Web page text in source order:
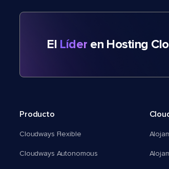
El Líder en Hosting
Producto
Cloudways Flexible
Cloudways Autonomous